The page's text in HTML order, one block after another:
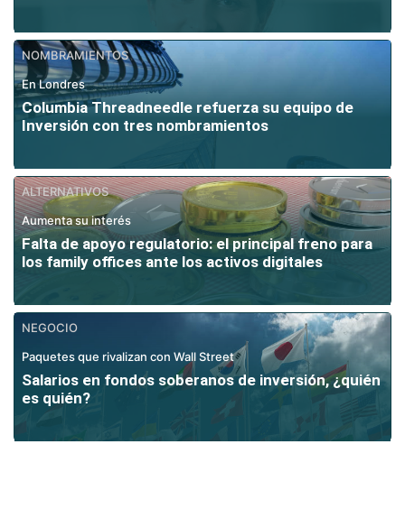
NOMBRAMIENTOS
En Londres
Columbia Threadneedle refuerza su equipo de
Inversión con tres nombramientos
ALTERNATIVOS
Aumenta su interés
Falta de apoyo regulatorio: el principal freno para
los family offices ante los activos digitales
NEGOCIO
Paquetes que rivalizan con Wall Street
Salarios en fondos soberanos de inversión, ¿quién
es quién?